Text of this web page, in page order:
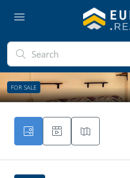
FOR SALE